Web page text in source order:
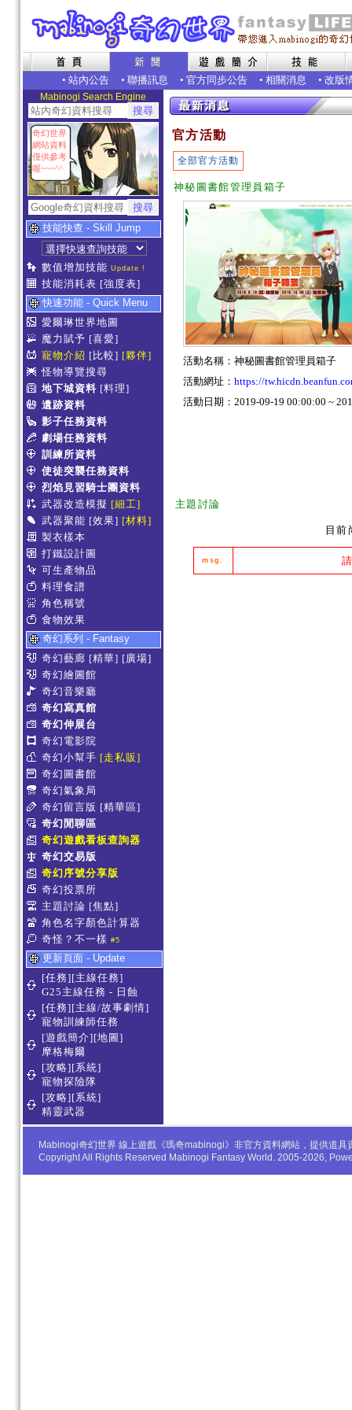
• 站內公告 • 聯播訊息 • 官方同步公告 • 相關消息 • 改版
Mabinogi Search Engine
奇幻世界
網站資料
僅供參考
喔~~~^^
技能快查 - Skill Jump
數值增加技能 Update !
技能消耗表 [強度表]
快速功能 - Quick Menu
愛爾琳世界地圖
魔力賦予 [喜愛]
寵物介紹 [比較] [夥伴]
怪物導覽搜尋
地下城資料 [料理]
遺跡資料
影子任務資料
劇場任務資料
訓練所資料
使徒突襲任務資料
烈焰見習騎士團資料
武器改造模擬 [細工]
武器聚能 [效果] [材料]
製衣樣本
打鐵設計圖
可生產物品
料理食譜
角色稱號
食物效果
奇幻系列 - Fantasy
奇幻藝廊 [精華] [廣場]
奇幻繪圖館
奇幻音樂廳
奇幻寫真館
奇幻伸展台
奇幻電影院
奇幻小幫手 [走私販]
奇幻圖書館
奇幻氣象局
奇幻留言版 [精華區]
奇幻閒聊區
奇幻遊戲看板查詢器
奇幻交易版
奇幻序號分享版
奇幻投票所
主題討論 [焦點]
角色名字顏色計算器
奇怪？不一樣 #5
更新頁面 - Update
[任務][主線任務]
G25主線任務 - 日蝕
[任務][主線/故事劇情]
寵物訓練師任務
[遊戲簡介][地圖]
摩格梅爾
[攻略][系統]
寵物探險隊
[攻略][系統]
精靈武器
官方活動
全部官方活動
神秘圖書館管理員箱子
活動名稱：神秘圖書館管理員箱子
活動網址： https://
活動日期：2019-09-19 00:00:00 ~
主題討論
目前
msg.
Mabinogi奇幻世界 線上遊戲《瑪奇mabinogi》非官方資料網站，提供道
Copyright All Rights Reserved Mabinogi Fantasy World. 2005-2026,